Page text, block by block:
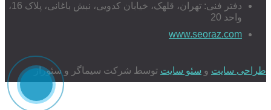
دفتر فنی: تهران، قلهک، خیابان کدویی، نبش باغانی، پلاک 16،
واحد 20
www.seoraz.com
طراحی سایت و سئو سایت توسط شرکت سیماگر و سئوراز